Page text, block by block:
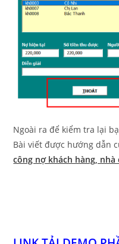
Ngoài ra để kiểm tra lại
Bài viết được hướng dẫn
công nợ khách hàng, nhà